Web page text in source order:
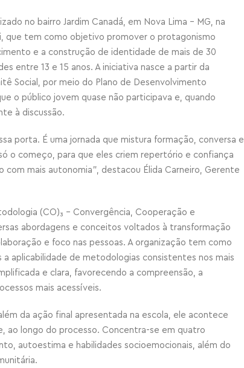
no bairro Jardim Canadá, em Nova Lima – MG, na
que tem como objetivo promover o protagonismo
e a construção de identidade de mais de 30
entre 13 e 15 anos. A iniciativa nasce a partir da
Social, por meio do Plano de Desenvolvimento
o público jovem quase não participava e, quando
à discussão.
porta. É uma jornada que mistura formação, conversa e
o começo, para que eles criem repertório e confiança
mais autonomia”, destacou Élida Carneiro, Gerente
(CO)₃ – Convergência, Cooperação e
abordagens e conceitos voltados à transformação
e foco nas pessoas. A organização tem como
aplicabilidade de metodologias consistentes nos mais
e clara, favorecendo a compreensão, a
mais acessíveis.
da ação final apresentada na escola, ele acontece
ao longo do processo. Concentra-se em quatro
autoestima e habilidades socioemocionais, além do